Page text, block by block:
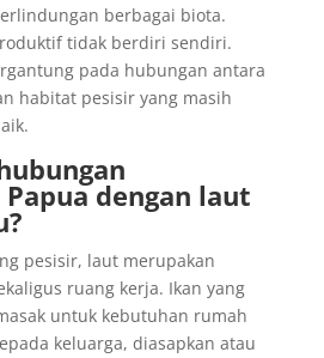
berbagai biota.
tidak berdiri sendiri.
pada hubungan antara
habitat pesisir yang masih
dengan laut
pesisir, laut merupakan
ruang kerja. Ikan yang
untuk kebutuhan rumah
keluarga, diasapkan atau